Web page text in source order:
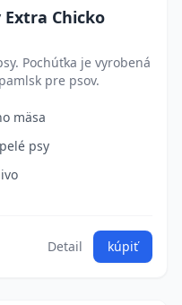
Chicko
Pochúťka je vyrobená
pre psov.
mäsa
psy
Detail kúpiť